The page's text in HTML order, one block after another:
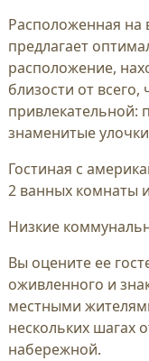
Расположенная на
предлагает
расположение,
близости от всего,
привлекательной:
знаменитые
Гостиная с
2 ванных комнаты
Низкие
Вы оцените ее
оживленного и
местными
нескольких шагах
набережной.